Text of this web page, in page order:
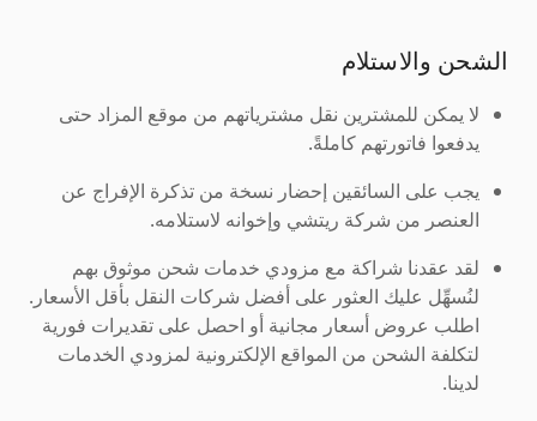
الشحن والاستلام
لا يمكن للمشترين نقل مشترياتهم من موقع المزاد حتى
يدفعوا فاتورتهم كاملةً.
يجب على السائقين إحضار نسخة من تذكرة الإفراج عن
العنصر من شركة ريتشي وإخوانه لاستلامه.
لقد عقدنا شراكة مع مزودي خدمات شحن موثوق بهم
لنُسهِّل عليك العثور على أفضل شركات النقل بأقل الأسعار.
اطلب عروض أسعار مجانية أو احصل على تقديرات فورية
لتكلفة الشحن من المواقع الإلكترونية لمزودي الخدمات
لدينا.